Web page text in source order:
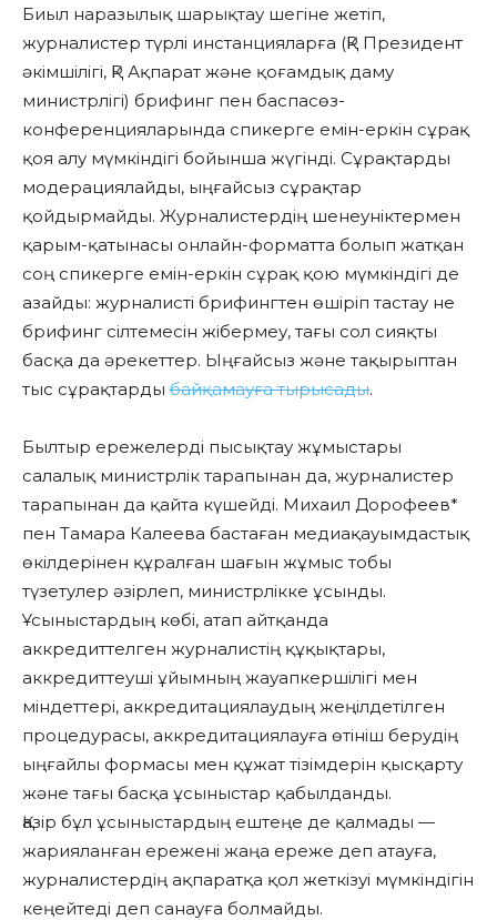
Биыл наразылық шарықтау шегіне жетіп,
журналистер түрлі инстанцияларға (ҚР Президент
әкімшілігі, ҚР Ақпарат және қоғамдық даму
министрлігі) брифинг пен баспасөз-
конференцияларында спикерге емін-еркін сұрақ
қоя алу мүмкіндігі бойынша жүгінді. Сұрақтарды
модерациялайды, ыңғайсыз сұрақтар
қойдырмайды. Журналистердің шенеуніктермен
қарым-қатынасы онлайн-форматта болып жатқан
соң спикерге емін-еркін сұрақ қою мүмкіндігі де
азайды: журналисті брифингтен өшіріп тастау не
брифинг сілтемесін жібермеу, тағы сол сияқты
басқа да әрекеттер. Ыңғайсыз және тақырыптан
тыс сұрақтарды байқамауға тырысады.
Былтыр ережелерді пысықтау жұмыстары
салалық министрлік тарапынан да, журналистер
тарапынан да қайта күшейді. Михаил Дорофеев*
пен Тамара Калеева бастаған медиақауымдастық
өкілдерінен құралған шағын жұмыс тобы
түзетулер әзірлеп, министрлікке ұсынды.
Ұсыныстардың көбі, атап айтқанда
аккредиттелген журналистің құқықтары,
аккредиттеуші ұйымның жауапкершілігі мен
міндеттері, аккредитациялаудың жеңілдетілген
процедурасы, аккредитациялауға өтініш берудің
ыңғайлы формасы мен құжат тізімдерін қысқарту
және тағы басқа ұсыныстар қабылданды.
Қазір бұл ұсыныстардың ештеңе де қалмады —
жарияланған ережені жаңа ереже деп атауға,
журналистердің ақпаратқа қол жеткізуі мүмкіндігін
кеңейтеді деп санауға болмайды.